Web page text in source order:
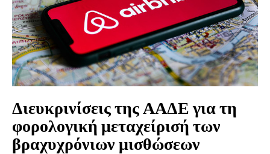
Διευκρινίσεις της ΑΑΔΕ για τη
φορολογική μεταχείρισή των
βραχυχρόνιων μισθώσεων